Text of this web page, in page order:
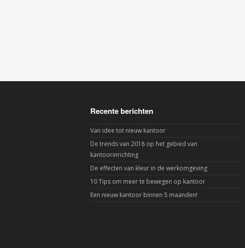
Recente berichten
Van idee tot nieuw kantoor
De trends van 2018 op het gebied van
kantoorinrichting
De effecten van kleur in de werkomgeving
10 Tips om meer te bewegen op kantoor
Een nieuw kantoor binnen 5 maanden!